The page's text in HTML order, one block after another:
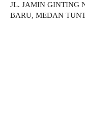
JL. JAMIN GINTING
BARU, MEDAN